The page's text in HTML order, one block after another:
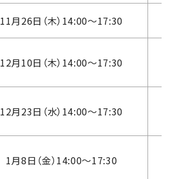
11月26日（木）14:00～17:30
12月10日（木）14:00～17:30
12月23日（水）14:00～17:30
1月8日（金）14:00～17:30